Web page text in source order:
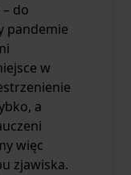
– do
pandemie
w
a
więc
zjawiska.